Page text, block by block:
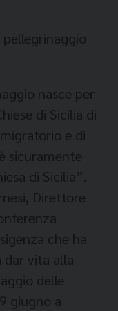
nasce per
di Sicilia di
e di
sicuramente
di Sicilia”.
Direttore
che ha
vita alla
delle
giugno a